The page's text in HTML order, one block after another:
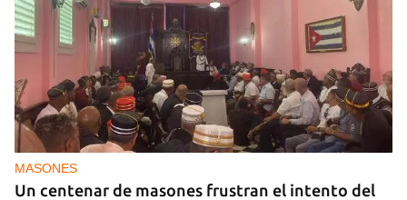
MASONES
Un centenar de masones frustran el intento del